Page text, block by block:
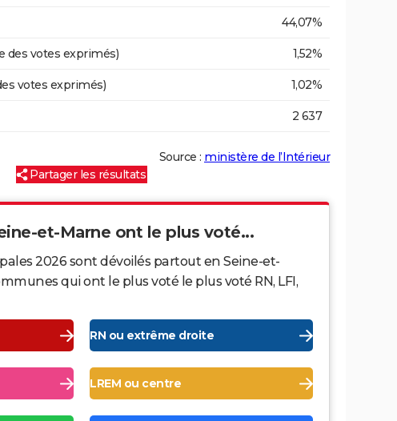
44,07%
des votes exprimés) 1,52%
votes exprimés) 1,02%
2 637
Source : ministère de l’Intérieur
Partager les résultats
et-Marne ont le plus voté...
2026 sont dévoilés partout en Seine-et-
qui ont le plus voté le plus voté RN, LFI,
RN ou extrême droite
LREM ou centre